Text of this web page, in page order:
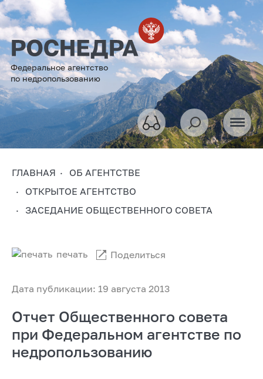
Федеральное агентство
по недропользованию
ГЛАВНАЯ
ОБ АГЕНТСТВЕ
ОТКРЫТОЕ АГЕНТСТВО
ЗАСЕДАНИЕ ОБЩЕСТВЕННОГО СОВЕТА
Дата публикации: 19 августа 2013
печать Поделиться
Отчет Общественного совета
при Федеральном агентстве по
недропользованию